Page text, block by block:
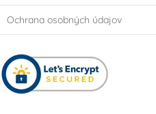
Ochrana osobných údajov